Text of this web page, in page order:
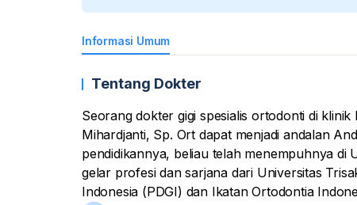
Informasi Umum
Tentang Dokter
Seorang dokter gigi spesialis ortodonti di
Mihardjanti, Sp. Ort dapat menjadi andalan
pendidikannya, beliau telah menempuhnya di
gelar profesi dan sarjana dari Universitas
Indonesia (PDGI) dan Ikatan Ortodontia